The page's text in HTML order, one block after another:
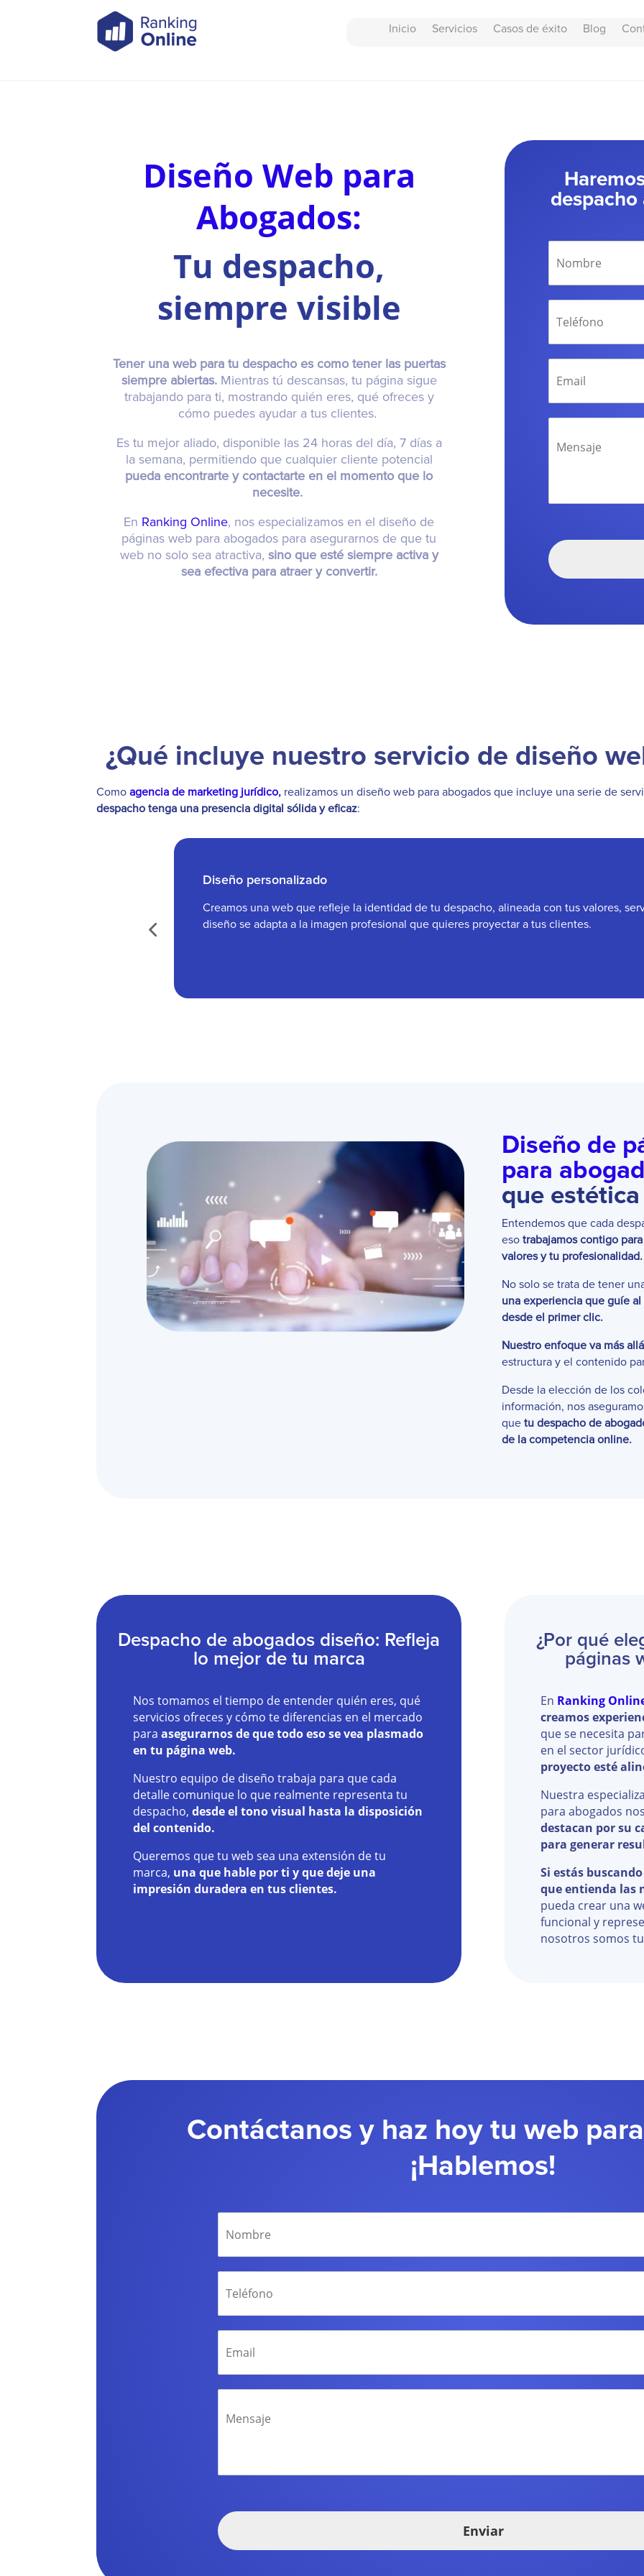
Inicio Servicios Casos de éxito Blog
Diseño Web para
Abogados:
Tu despacho,
siempre visible
Tener una web para tu despacho es como tener las puertas
siempre abiertas.Mientras tú descansas, tu página sigue
trabajando para ti, mostrando quién eres, qué ofreces y
cómo puedes ayudar a tus clientes.
Es tu mejor aliado, disponible las 24 horas del día, 7 días a
la semana, permitiendo que cualquier cliente potencial
pueda encontrarte y contactarte en el momento que lo
necesite.
En Ranking Online, nos especializamos en el diseño de
páginas web para abogados para asegurarnos de que tu
web no solo sea atractiva, sino que esté siempre activa y
sea efectiva para atraer y convertir.
¿Qué incluye nuestro servicio de diseño
Comoagencia de marketing jurídico, realizamos un diseño web para abogados que incluye una serie de
despacho tenga una presencia digital sólida y eficaz:
Diseño personalizado
Creamos una web que refleje la identidad de tu despacho, alineada con tus valores,
diseño se adapta a la imagen profesional que quieres proyectar a tus clientes.
Diseño de
para
que estética
Entendemos que cada
eso trabajamos contigo
valores y tu profesionalidad.
No solo se trata de tener
una experiencia que guíe
desde el primer clic.
Nuestro enfoque va más
estructura y el contenido
Desde la elección de los
información, nos
que tu despacho de
de la competencia online.
Despacho de abogados diseño: Refleja
lo mejor de tu marca
Nos tomamos el tiempo de entender quién eres, qué
servicios ofreces y cómo te diferencias en el mercado
para asegurarnos de que todo eso se vea plasmado
en tu página web.
Nuestro equipo de diseño trabaja para que cada
detalle comunique lo que realmente representa tu
despacho, desde el tono visual hasta la disposición
del contenido.
Queremos que tu web sea una extensión de tu
marca, una que hable por ti y que deje una
impresión duradera en tus clientes.
¿Por qué
páginas
En Ranking
creamos
que se necesita
en el sector
proyecto esté
Nuestra
para abogados
destacan por su
para generar
Si estás
que entienda las
pueda crear una
funcional y
nosotros somos
Contáctanos y haz hoy tu web
¡Hablemos!
Enviar